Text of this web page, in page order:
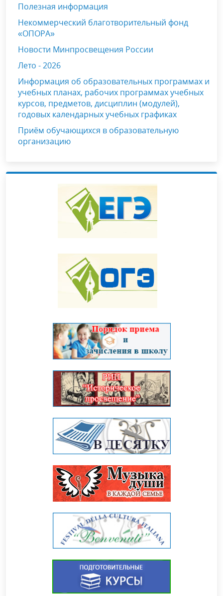
Полезная информация
Некоммерческий благотворительный фонд
«ОПОРА»
Новости Минпросвещения России
Лето - 2026
Информация об образовательных программах и
учебных планах, рабочих программах учебных
курсов, предметов, дисциплин (модулей),
годовых календарных учебных графиках
Приём обучающихся в образовательную
организацию